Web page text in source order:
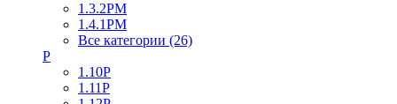
1.3.2PM
1.4.1PM
Все категории (26)
P
1.10P
1.11P